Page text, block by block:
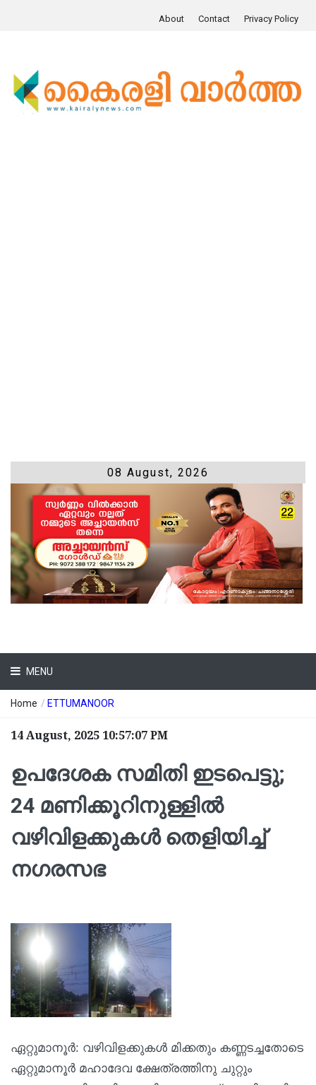
About Contact Privacy Policy
08 August, 2026
MENU
Home / ETTUMANOOR
14 August, 2025 10:57:07 PM
ഉപദേശക സമിതി ഇടപെട്ടു;
24 മണിക്കൂറിനുള്ളിൽ
വഴിവിളക്കുകൾ തെളിയിച്ച്
നഗരസഭ
ഏറ്റുമാനൂർ: വഴിവിളക്കുകൾ മിക്കതും കണ്ണടച്ചതോടെ
ഏറ്റുമാനൂർ മഹാദേവ ക്ഷേത്രത്തിനു ചുറ്റും